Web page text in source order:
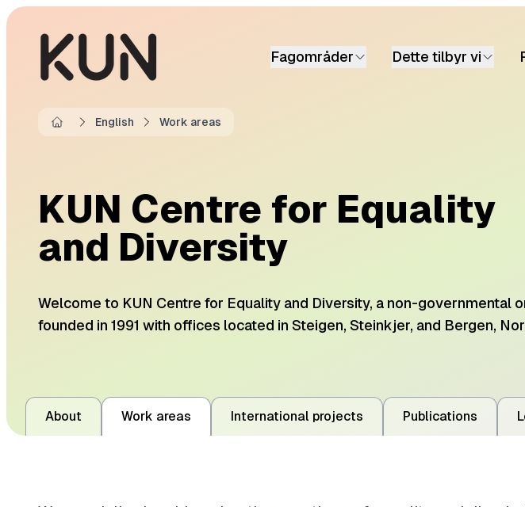
Fagområder Dette tilbyr vi
English Work areas
KUN Centre for Equality
and Diversity
Welcome to KUN Centre for Equality and Diversity, a non-governmental
founded in 1991 with offices located in Steigen, Steinkjer, and Bergen,
About Work areas International projects Publications